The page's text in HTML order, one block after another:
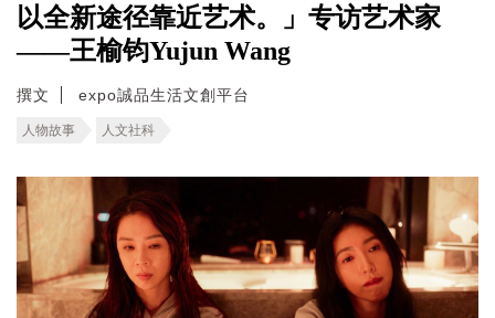
以全新途径靠近艺术。」专访艺术家
——王榆钧Yujun Wang
撰文 expo誠品生活文創平台
人物故事 人文社科